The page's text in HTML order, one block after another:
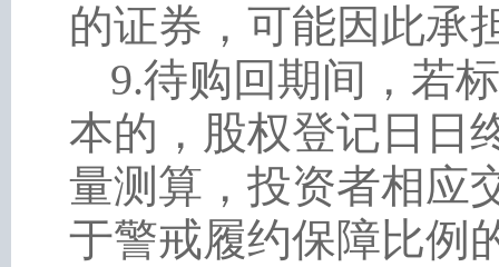
的证券，可能因此承
9.待购回期间，若
本的，股权登记日日
量测算，投资者相应
于警戒履约保障比例